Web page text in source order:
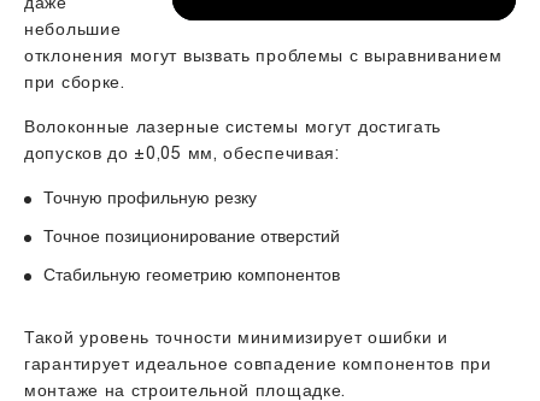
даже
небольшие
отклонения могут вызвать проблемы с выравниванием
при сборке.
Волоконные лазерные системы могут достигать
допусков до ±0,05 мм, обеспечивая:
Точную профильную резку
Точное позиционирование отверстий
Стабильную геометрию компонентов
Такой уровень точности минимизирует ошибки и
гарантирует идеальное совпадение компонентов при
монтаже на строительной площадке.